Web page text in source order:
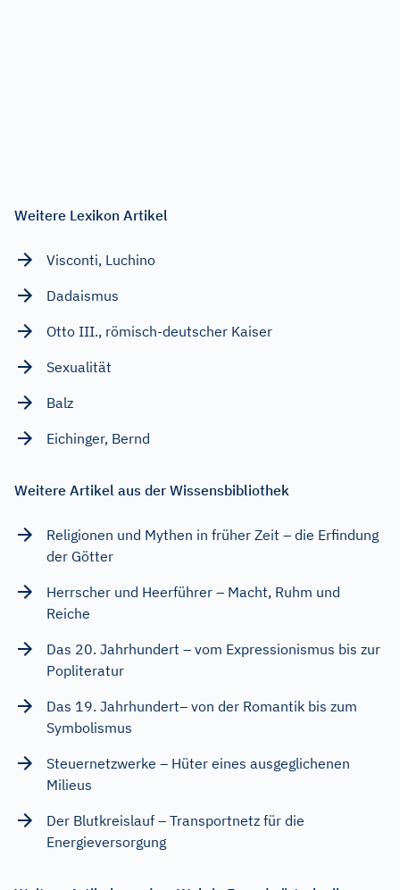
Weitere Lexikon Artikel
Visconti, Luchino
Dadaismus
Otto III., römisch-deutscher Kaiser
Sexualität
Balz
Eichinger, Bernd
Weitere Artikel aus der Wissensbibliothek
Religionen und Mythen in früher Zeit – die Erfindung
der Götter
Herrscher und Heerführer – Macht, Ruhm und
Reiche
Das 20. Jahrhundert – vom Expressionismus bis zur
Popliteratur
Das 19. Jahrhundert– von der Romantik bis zum
Symbolismus
Steuernetzwerke – Hüter eines ausgeglichenen
Milieus
Der Blutkreislauf – Transportnetz für die
Energieversorgung